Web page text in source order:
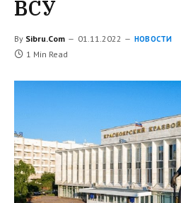
ВСУ
By Sibru.Com 01.11.2022 НОВОСТИ
1 Min Read